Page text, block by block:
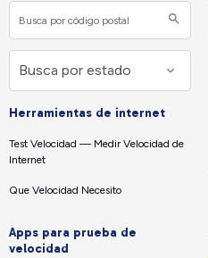
Herramientas de internet
Test Velocidad — Medir Velocidad de
Internet
Que Velocidad Necesito
Apps para prueba de
velocidad